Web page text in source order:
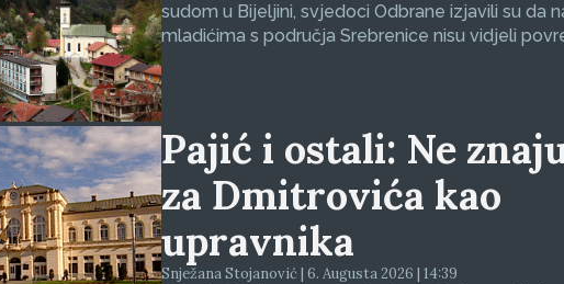
sudom u Bijeljini, svjedoci Odbrane izjavili su da
mladićima s područja Srebrenice nisu vidjeli
Pajić i ostali: Ne
za Dmitrovića kao
upravnika
Snježana Stojanović | 6. Augusta 2026 | 14:39